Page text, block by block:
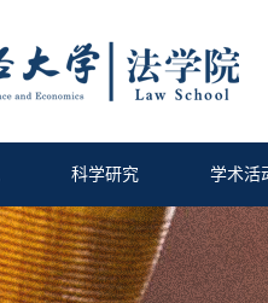
科学研究 学术活